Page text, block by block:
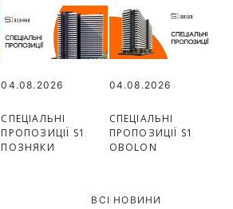
04.08.2026
СПЕЦІАЛЬНІ
ПРОПОЗИЦІЇ S1
ПОЗНЯКИ
04.08.2026
СПЕЦІАЛЬНІ
ПРОПОЗИЦІЇ S1
OBOLON
ВСІ НОВИНИ